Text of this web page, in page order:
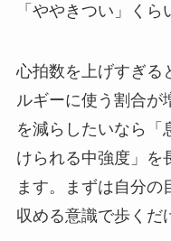
「ややきつい」くら
心拍数を上げすぎる
ルギーに使う割合が
を減らしたいなら「
けられる中強度」を
ます。まずは自分の
収める意識で歩くだ